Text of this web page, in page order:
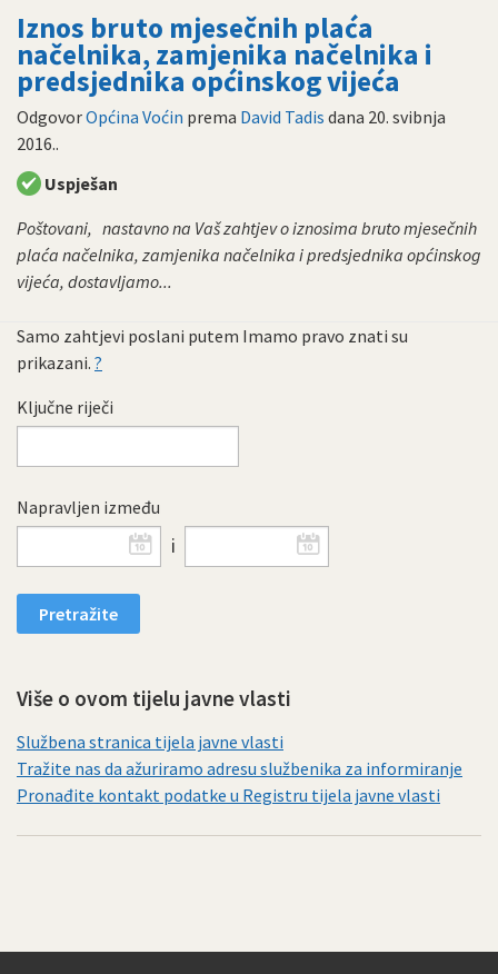
Iznos bruto mjesečnih plaća
načelnika, zamjenika načelnika i
predsjednika općinskog vijeća
OdgovorOpćina Voćin prema David Tadis dana 20. svibnja
2016..
Uspješan
Poštovani, nastavno na Vaš zahtjev o iznosima bruto mjesečnih
plaća načelnika, zamjenika načelnika i predsjednika općinskog
vijeća, dostavljamo...
Samo zahtjevi poslani putem Imamo pravo znati su
prikazani. ?
Ključne riječi
Napravljen između
i
Više o ovom tijelu javne vlasti
Službena stranica tijela javne vlasti
Tražite nas da ažuriramo adresu službenika za informiranje
Pronađite kontakt podatke u Registru tijela javne vlasti